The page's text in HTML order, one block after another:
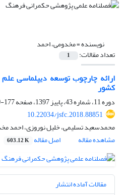
نویسنده =مخدومی، احمد
تعداد مقالات: 1
ارائه چارچوب توسعه دیپلماسی علم
کشور
دوره 11، شماره 43، پاییز 1397، صفحه
177-199
10.22034/jsfc.2018.88851
محمدسعید تسلیمی، خلیل نوروزی، احمد
مشاهده مقاله
اصل مقاله 603.12 K
مقالات آماده انتشار